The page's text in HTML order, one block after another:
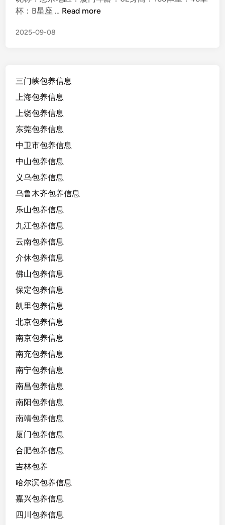
杯：B星座 … 厦
年
，
高
1
6
，
短
期
沟
通
7
2
w
，
蹈
，
艺
生
；
懂
合
懂
事
守
，
话
，
Read more
2025-09-08
三门峡包养信息
上海包养信息
上饶包养信息
东莞包养信息
中卫市包养信息
中山包养信息
义乌包养信息
乌鲁木齐包养信息
乐山包养信息
九江包养信息
云南包养信息
介休包养信息
佛山包养信息
保定包养信息
凯里包养信息
北京包养信息
南京包养信息
南充包养信息
南宁包养信息
南昌包养信息
南阳包养信息
南靖包养信息
厦门包养信息
合肥包养信息
吉林包养
哈尔滨包养信息
嘉兴包养信息
四川包养信息